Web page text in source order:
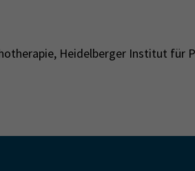
Heidelberger Institut für